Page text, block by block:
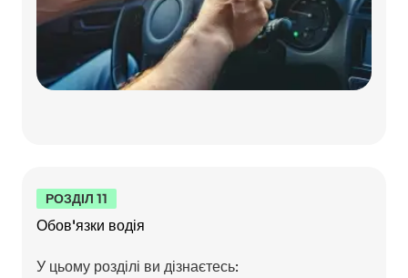
РОЗДІЛ 11
Обов'язки водія
У цьому розділі ви дізнаєтесь: